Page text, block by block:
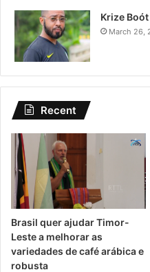
Krize
March 26,
Recent
Brasil quer ajudar Timor-
Leste a melhorar as
variedades de café arábica e
robusta